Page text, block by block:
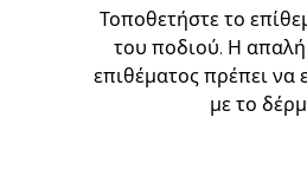
Τοποθετήστε το
του ποδιού. Η
επιθέματος πρέπει να
με το